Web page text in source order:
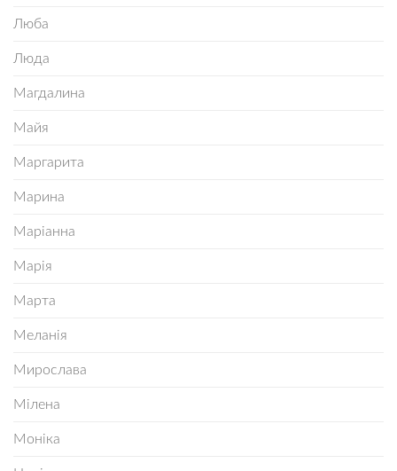
Люба
Люда
Магдалина
Майя
Маргарита
Марина
Маріанна
Марія
Марта
Меланія
Мирослава
Мілена
Моніка